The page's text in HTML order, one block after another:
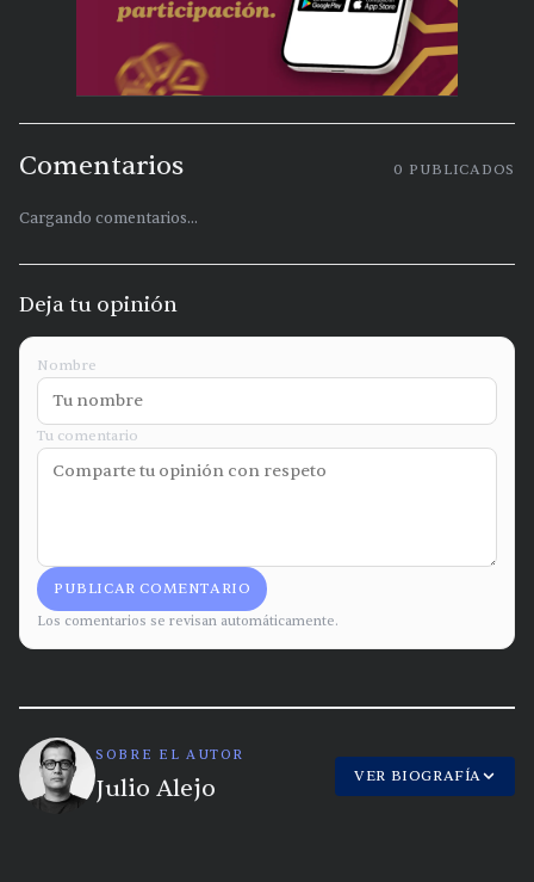
Comentarios 0 PUBLICADOS
Cargando comentarios...
Deja tu opinión
Nombre
Tu comentario
PUBLICAR COMENTARIO
Los comentarios se revisan automáticamente.
SOBRE EL AUTOR
Julio Alejo VER BIOGRAFÍA